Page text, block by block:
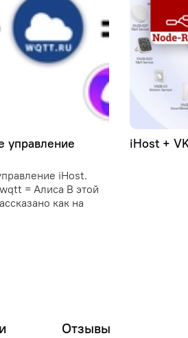
управление
iHost.
= Алиса В этой
как на
iHost +
Отзывы